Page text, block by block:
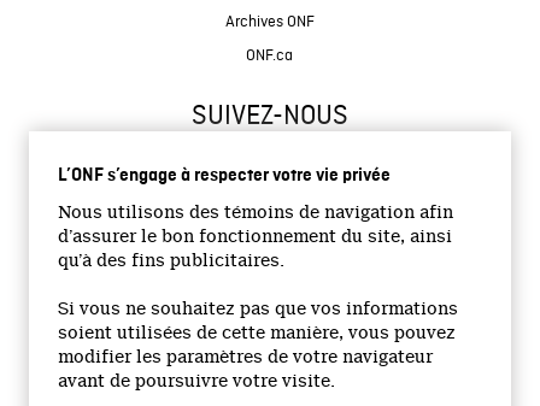
L’ONF s’engage à respecter votre vie privée
Nous utilisons des témoins de navigation afin
d’assurer le bon fonctionnement du site, ainsi
qu’à des fins publicitaires.
Si vous ne souhaitez pas que vos informations
soient utilisées de cette manière, vous pouvez
modifier les paramètres de votre navigateur
avant de poursuivre votre visite.
Archives ONF
ONF.ca
SUIVEZ-NOUS
Site institutionnel
Accessibilité